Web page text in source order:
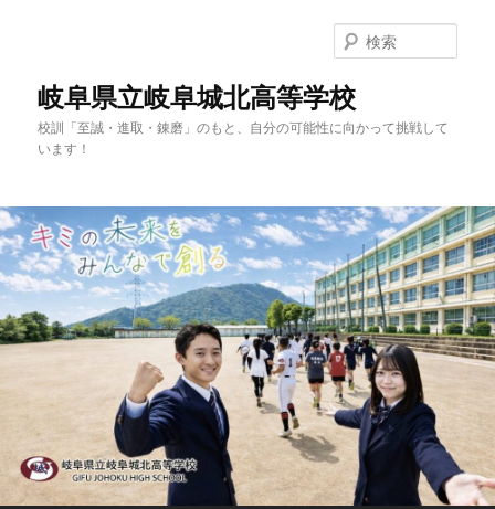
岐阜県立岐阜城北高等学校
校訓「至誠・進取・錬磨」のもと、自分の可能性に向かって挑戦して
います！
索